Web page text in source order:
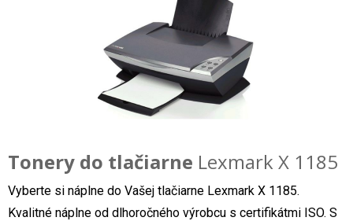
Tonery do tlačiarne Lexmark X 1185
Vyberte si náplne do Vašej tlačiarne Lexmark X 1185.
Kvalitné náplne od dlhoročného výrobcu s certifikátmi ISO. S